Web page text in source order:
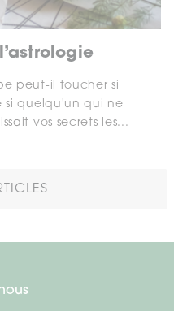
peut-il toucher si
si quelqu'un qui ne
vos secrets les...